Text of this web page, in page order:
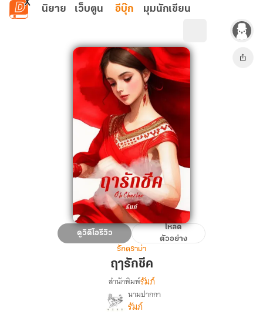
ข้ามไปยังเนื้อหาหลัก
นิยาย เว็บตูน อีบุ๊ก มุมนักเขียน
ฤา
รัก
ดูวิดีโอรีวิว
โหลด
ตัวอย่าง
รักดราม่า
ฤารักชีค
เรื่อง
ฤา
สำนักพิมพ์รัมภ์
นามปากกา
รัมภ์